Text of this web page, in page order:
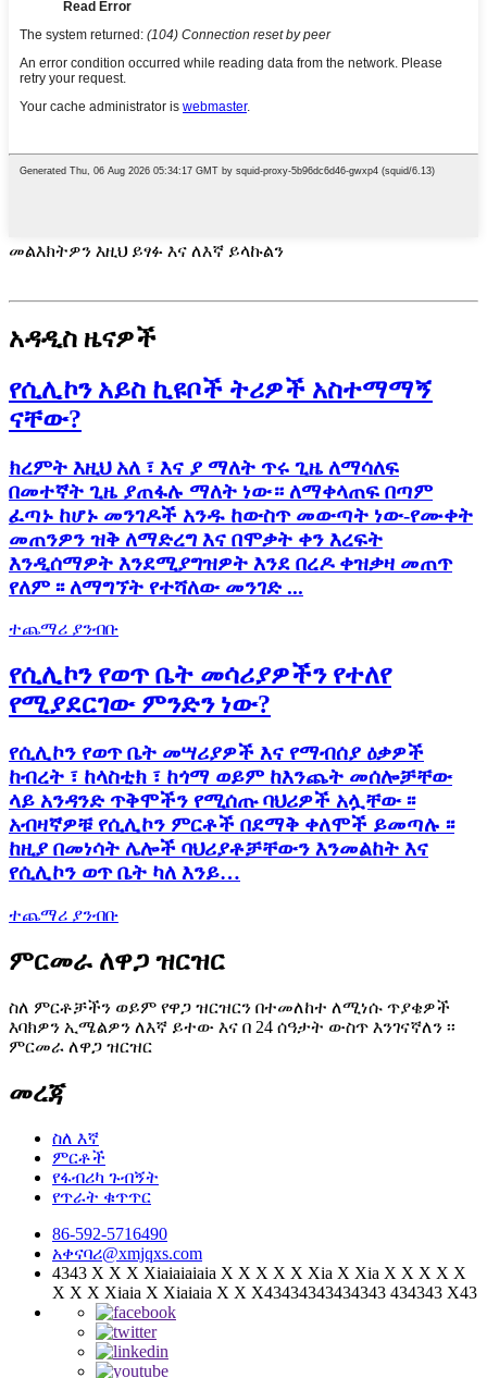
መልእክትዎን እዚህ ይፃፉ እና ለእኛ ይላኩልን
አዳዲስ ዜናዎች
የሲሊኮን አይስ ኪዩቦች ትሪዎች አስተማማኝ
ናቸው?
ክረምት እዚህ አለ ፣ እና ያ ማለት ጥሩ ጊዜ ለማሳለፍ
በመተኛት ጊዜ ያጠፋሉ ማለት ነው። ለማቀላጠፍ በጣም
ፈጣኑ ከሆኑ መንገዶች አንዱ ከውስጥ መውጣት ነው-የሙቀት
መጠንዎን ዝቅ ለማድረግ እና በሞቃት ቀን እረፍት
እንዲሰማዎት እንደሚያግዝዎት እንደ በረዶ ቀዝቃዛ መጠጥ
የለም ፡፡ ለማግኘት የተሻለው መንገድ ...
ተጨማሪ ያንብቡ
የሲሊኮን የወጥ ቤት መሳሪያዎችን የተለየ
የሚያደርገው ምንድን ነው?
የሲሊኮን የወጥ ቤት መሣሪያዎች እና የማብሰያ ዕቃዎች
ከብረት ፣ ከላስቲክ ፣ ከጎማ ወይም ከእንጨት መሰሎቻቸው
ላይ አንዳንድ ጥቅሞችን የሚሰጡ ባህሪዎች አሏቸው ፡፡
አብዛኛዎቹ የሲሊኮን ምርቶች በደማቅ ቀለሞች ይመጣሉ ፡፡
ከዚያ በመነሳት ሌሎች ባህሪያቶቻቸውን እንመልከት እና
የሲሊኮን ወጥ ቤት ካለ እንይ…
ተጨማሪ ያንብቡ
ምርመራ ለዋጋ ዝርዝር
ስለ ምርቶቻችን ወይም የዋጋ ዝርዝርን በተመለከተ ለሚነሱ ጥያቄዎች
እባክዎን ኢሜልዎን ለእኛ ይተው እና በ 24 ሰዓታት ውስጥ እንገናኛለን ፡፡
ምርመራ ለዋጋ ዝርዝር
መረጃ
ስለ እኛ
ምርቶች
የፋብሪካ ጉብኝት
የጥራት ቁጥጥር
86-592-5716490
አቀናባሪ@xmjqxs.com
4343 X X X Xiaiaiaiaia X X X X X Xia X Xia X X X X X
X X X Xiaia X Xiaiaia X X X43434343434343 434343 X43